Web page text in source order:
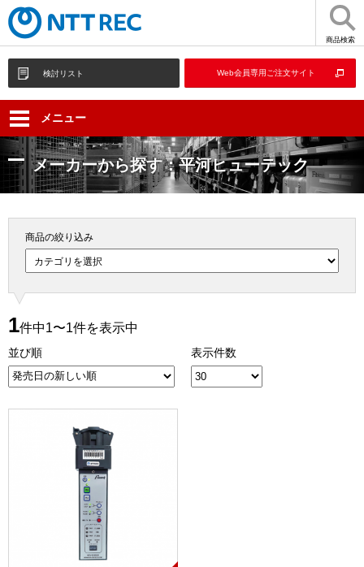
商品検索
検討リスト Web会員専用ご注文サイト
メニュー
メーカーから探す：平河ヒューテック
商品の絞り込み
1件中1〜1件を表示中
並び順 表示件数